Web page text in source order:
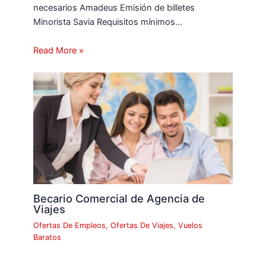
necesarios Amadeus Emisión de billetes
Minorista Savia Requisitos mínimos…
Read More »
Becario Comercial de Agencia de
Viajes
Ofertas De Empleos,Ofertas De Viajes,Vuelos
Baratos